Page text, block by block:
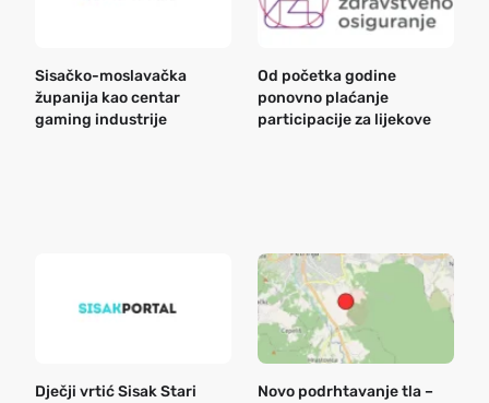
Sisačko-moslavačka
županija kao centar
gaming industrije
Od početka godine
ponovno plaćanje
participacije za lijekove
Dječji vrtić Sisak Stari
Novo podrhtavanje tla –